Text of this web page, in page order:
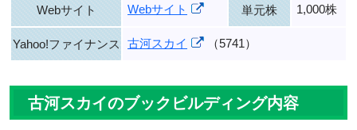
Webサイト Webサイト 単元株 1,000株
Yahoo!ファイナンス 古河スカイ （5741）
古河スカイのブックビルディング内容